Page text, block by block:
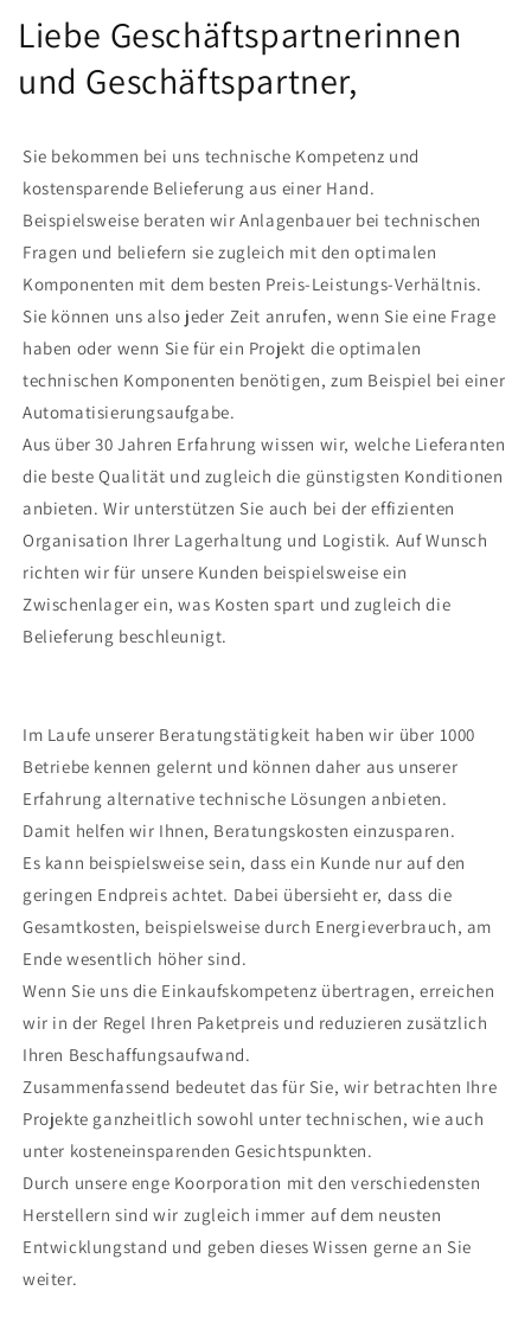
Liebe Geschäftspartnerinnen
und Geschäftspartner,
Sie bekommen bei uns technische Kompetenz und
kostensparende Belieferung aus einer Hand.
Beispielsweise beraten wir Anlagenbauer bei technischen
Fragen und beliefern sie zugleich mit den optimalen
Komponenten mit dem besten Preis-Leistungs-Verhältnis.
Sie können uns also jeder Zeit anrufen, wenn Sie eine Frage
haben oder wenn Sie für ein Projekt die optimalen
technischen Komponenten benötigen, zum Beispiel bei einer
Automatisierungsaufgabe.
Aus über 30 Jahren Erfahrung wissen wir, welche Lieferanten
die beste Qualität und zugleich die günstigsten Konditionen
anbieten. Wir unterstützen Sie auch bei der effizienten
Organisation Ihrer Lagerhaltung und Logistik. Auf Wunsch
richten wir für unsere Kunden beispielsweise ein
Zwischenlager ein, was Kosten spart und zugleich die
Belieferung beschleunigt.
Im Laufe unserer Beratungstätigkeit haben wir über 1000
Betriebe kennen gelernt und können daher aus unserer
Erfahrung alternative technische Lösungen anbieten.
Damit helfen wir Ihnen, Beratungskosten einzusparen.
Es kann beispielsweise sein, dass ein Kunde nur auf den
geringen Endpreis achtet. Dabei übersieht er, dass die
Gesamtkosten, beispielsweise durch Energieverbrauch, am
Ende wesentlich höher sind.
Wenn Sie uns die Einkaufskompetenz übertragen, erreichen
wir in der Regel Ihren Paketpreis und reduzieren zusätzlich
Ihren Beschaffungsaufwand.
Zusammenfassend bedeutet das für Sie, wir betrachten Ihre
Projekte ganzheitlich sowohl unter technischen, wie auch
unter kosteneinsparenden Gesichtspunkten.
Durch unsere enge Koorporation mit den verschiedensten
Herstellern sind wir zugleich immer auf dem neusten
Entwicklungstand und geben dieses Wissen gerne an Sie
weiter.